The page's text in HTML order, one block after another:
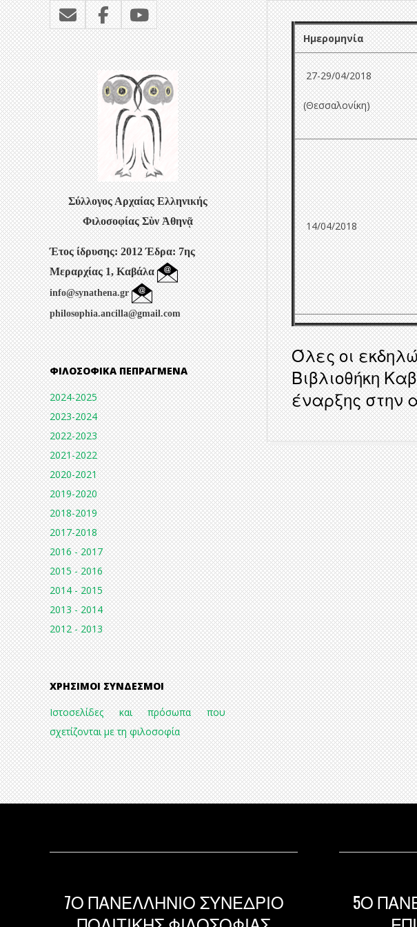
Ημερομηνία
27-29/04/2018
(Θεσσαλονίκη)
14/04/2018
Όλες οι
Βιβλιοθήκη
έναρξης στην
2012-
11-
29
Σύλλογος Αρχαίας Ελληνικής
Φιλοσοφίας Σὺν Ἀθηνᾷ
Έτος ίδρυσης: 2012 Έδρα: 7ης
Μεραρχίας 1, Καβάλα
info@synathena.gr
philosophia.ancilla@gmail.com
ΦΙΛΟΣΟΦΙΚΆ ΠΕΠΡΑΓΜΈΝΑ
2024-2025
2023-2024
2022-2023
2021-2022
2020-2021
2019-2020
2018-2019
2017-2018
2016 - 2017
2015 - 2016
2014 - 2015
2013 - 2014
2012 - 2013
ΧΡΉΣΙΜΟΙ ΣΎΝΔΕΣΜΟΙ
Ιστοσελίδες και πρόσωπα που
σχετίζονται με τη φιλοσοφία
7Ο ΠΑΝΕΛΛΗΝΙΟ ΣΥΝΕΔΡΙΟ
5Ο